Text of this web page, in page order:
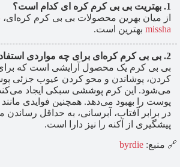
بهتریت بی بی کرم کره ای کدام است؟
از میان بهرین محصولات بی بی کرم کره‌ای،
missha بهترین است.
بی بی کرم کره‌ای برای چه مواردی
بی بی کرم یک محصول آرایشی است که
کردن، پوشاندن و محو کردن عیوب جزئی
می‌شود. این کرم پوششی سبکی ایجاد
پوست را بهبود می‌دهد. همچنین فوایدی
در برابر آفتاب، آبرسانی، به حداقل رساندن
پیشگیری از آکنه را نیز دارا است.
🔗 منبع: byrdie